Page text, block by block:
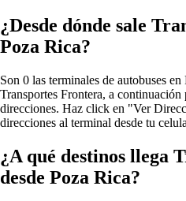
¿Desde dónde sale
Poza Rica?
Son 0 las terminales de autobuses
Transportes Frontera, a continuación
direcciones. Haz click en "Ver
direcciones al terminal desde tu
¿A qué destinos llega
desde Poza Rica?